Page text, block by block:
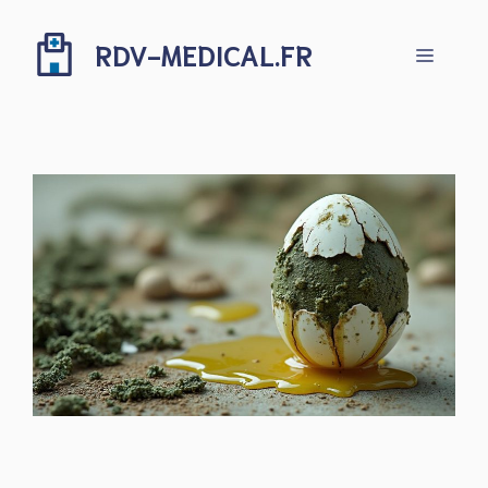
contenu
RDV-MEDICAL.FR Menu